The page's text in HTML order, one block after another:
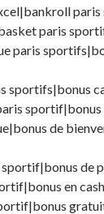
paris
paris
sportifs|bonus
sportif|bonus
de
de
en